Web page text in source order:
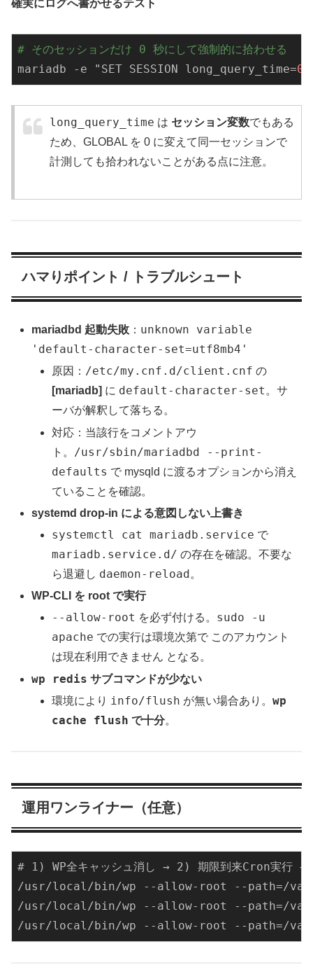
確実にログへ書かせるテスト
# そのセッションだけ 0 秒にして強制的に拾わせる
mariadb -e " SET SESSION long_query_time=0
long_query_time は セッション変数でもある
ため、GLOBAL を 0 に変えて同一セッションで
計測しても拾われないことがある点に注意。
ハマりポイント / トラブルシュート
mariadbd 起動失敗 ： unknown variable
'default-character-set=utf8mb4'
原因： /etc/my.cnf.d/client.cnf の
[mariadb] に default-character-set。サ
ーバが解釈して落ちる。
対応：当該行をコメントアウ
ト。 /usr/sbin/mariadbd --print-
defaults で mysqld に渡るオプションから消え
ていることを確認。
systemd drop-in による意図しない上書き
systemctl cat mariadb.service で
mariadb.service.d/ の存在を確認。不要な
ら退避し daemon-reload。
WP-CLI を root で実行
--allow-root を必ず付ける。 sudo -u
apache での実行は環境次第で このアカウント
は現在利用できません となる。
wp redis サブコマンドが少ない
環境により info/flush が無い場合あり。wp
cache flush で十分。
運用ワンライナー（任意）
# 1) WP全キャッシュ消し → 2) 期限到来Cron実行 →
/usr/local/bin/wp --allow-root --path=/
/usr/local/bin/wp --allow-root --path=/
/usr/local/bin/wp --allow-root --path=/